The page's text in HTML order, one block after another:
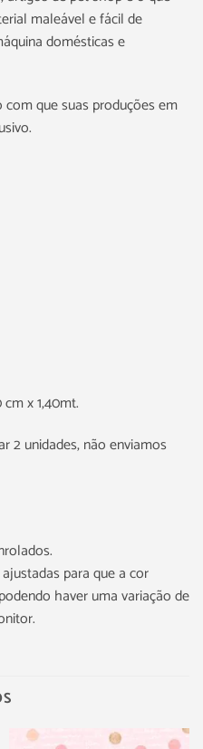
maleável e fácil de
domésticas e
que suas produções em
x 1,40mt.
2 unidades, não enviamos
para que a cor
haver uma variação de